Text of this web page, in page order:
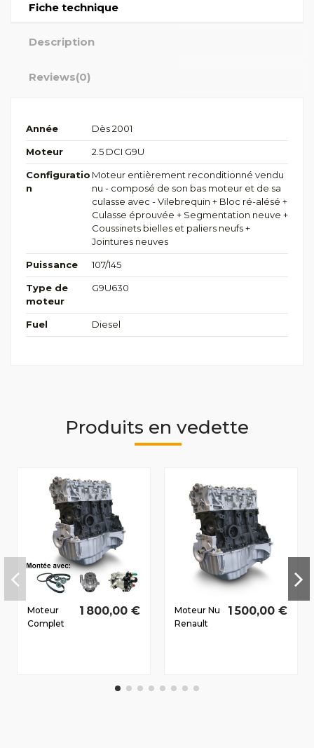
Fiche technique
Description
Reviews(0)
Année Dès 2001
Moteur 2.5 DCI G9U
Configuratio
n
Moteur entièrement reconditionné vendu
nu - composé de son bas moteur et de sa
culasse avec - Vilebrequin + Bloc ré-alésé +
Culasse éprouvée + Segmentation neuve +
Coussinets bielles et paliers neufs +
Jointures neuves
Puissance 107/145
Type de
moteur
G9U630
Fuel Diesel
Produits en vedette
Moteur
Complet
1 800,00 €
Moteur Nu
Renault
K9K750
1 500,00 €